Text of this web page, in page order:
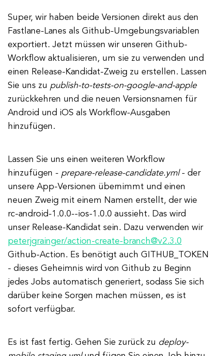
Super, wir haben beide Versionen direkt aus den
Fastlane-Lanes als Github-Umgebungsvariablen
exportiert. Jetzt müssen wir unseren Github-
Workflow aktualisieren, um sie zu verwenden und
einen Release-Kandidat-Zweig zu erstellen. Lassen
Sie uns zu publish-to-tests-on-google-and-apple
zurückkehren und die neuen Versionsnamen für
Android und iOS als Workflow-Ausgaben
hinzufügen.
Lassen Sie uns einen weiteren Workflow
hinzufügen - prepare-release-candidate.yml- der
unsere App-Versionen übernimmt und einen
neuen Zweig mit einem Namen erstellt, der wie
rc-android-1.0.0--ios-1.0.0 aussieht. Das wird
unser Release-Kandidat sein. Dazu verwenden wir
peterjgrainger/action-create-branch@v2.3.0
Github-Action. Es benötigt auch GITHUB_TOKEN
- dieses Geheimnis wird von Github zu Beginn
jedes Jobs automatisch generiert, sodass Sie sich
darüber keine Sorgen machen müssen, es ist
sofort verfügbar.
Es ist fast fertig. Gehen Sie zurück zu deploy-